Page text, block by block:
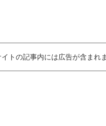
トの記事内には広告が含まれ